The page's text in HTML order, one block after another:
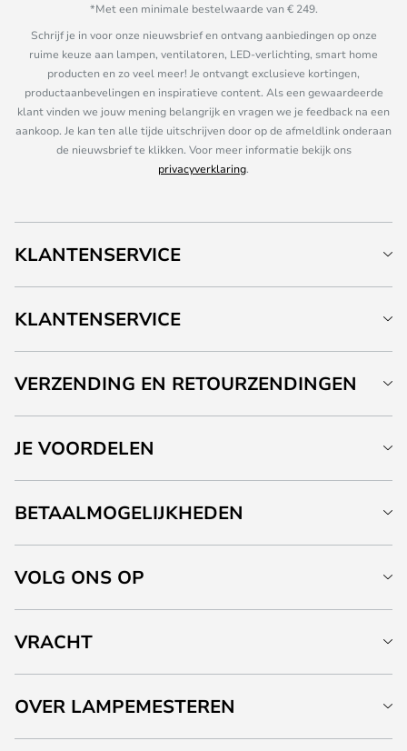
*Met een minimale bestelwaarde van € 249.
Schrijf je in voor onze nieuwsbrief en ontvang aanbiedingen op onze
ruime keuze aan lampen, ventilatoren, LED-verlichting, smart home
producten en zo veel meer! Je ontvangt exclusieve kortingen,
productaanbevelingen en inspiratieve content. Als een gewaardeerde
klant vinden we jouw mening belangrijk en vragen we je feedback na een
aankoop. Je kan ten alle tijde uitschrijven door op de afmeldlink onderaan
de nieuwsbrief te klikken. Voor meer informatie bekijk ons
privacyverklaring.
KLANTENSERVICE
KLANTENSERVICE
VERZENDING EN RETOURZENDINGEN
JE VOORDELEN
BETAALMOGELIJKHEDEN
VOLG ONS OP
VRACHT
OVER LAMPEMESTEREN